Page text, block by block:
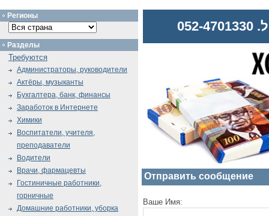
Отправить сообщение
Ваше Имя:
Регионы
Разделы
Требуются
Администраторы, руководители
Актёры, музыканты
Бухгалтера, банк, финансы
Заработок в Интернете
Химики
Воспитатели, учителя,
преподаватели
Водители
Врачи, фармацевты
Гостиничные работники,
горничные
Домашние работники, уборка